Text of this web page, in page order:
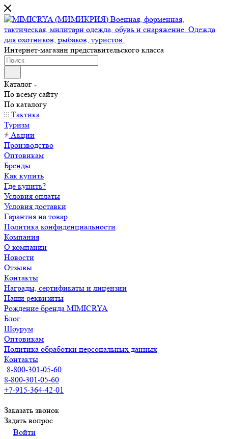
Интернет-магазин представительского класса
Каталог
По всему сайту
По каталогу
Тактика
Туризм
Акции
Производство
Оптовикам
Бренды
Как купить
Где купить?
Условия оплаты
Условия доставки
Гарантия на товар
Политика конфиденциальности
Компания
О компании
Новости
Отзывы
Контакты
Награды, сертификаты и лицензии
Наши реквизиты
Рождение бренда MIMICRYA
Блог
Шоурум
Оптовикам
Политика обработки персональных данных
Контакты
8-800-301-05-60
8-800-301-05-60
+7-915-364-42-01
Заказать звонок
Задать вопрос
Войти